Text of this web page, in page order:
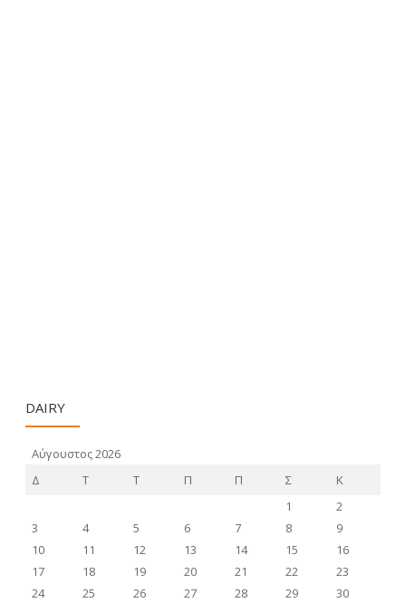
DAIRY
Αύγουστος 2026
Δ
Τ Τ Π Π Σ
Κ
1
2
3
4 5 6 7 8
9
10
11 12 13 14 15
16
17
18 19 20 21 22
23
24
25 26 27 28 29
30